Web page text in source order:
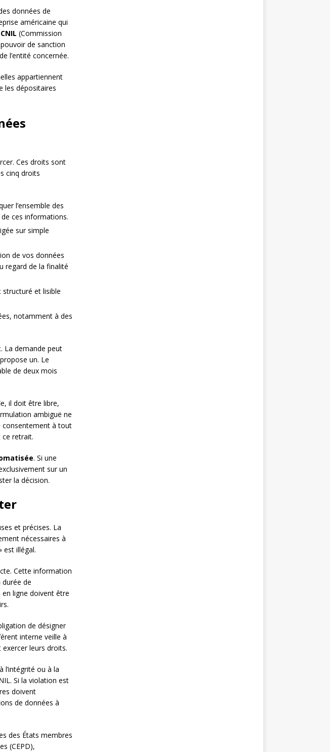
données de
américaine qui
CNIL (Commission
de sanction
l’entité concernée.
appartiennent
les dépositaires
Ces droits sont
cinq droits
l’ensemble des
ces informations.
sur simple
de vos données
regard de la finalité
et lisible
notamment à des
La demande peut
un. Le
de deux mois
il doit être libre,
ambiguë ne
consentement à tout
retrait.
. Si une
sur un
la décision.
et précises. La
nécessaires à
est illégal.
Cette information
durée de
ligne doivent être
de désigner
interne veille à
leurs droits.
ou à la
Si la violation est
doivent
de données à
des États membres
(CEPD),